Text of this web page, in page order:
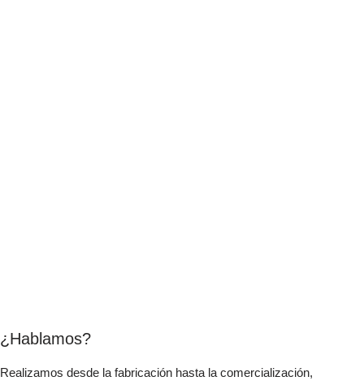
¿Hablamos?
Realizamos desde la fabricación hasta la comercialización,